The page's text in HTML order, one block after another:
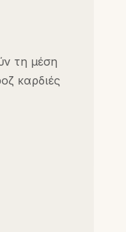
τη μέση
καρδιές